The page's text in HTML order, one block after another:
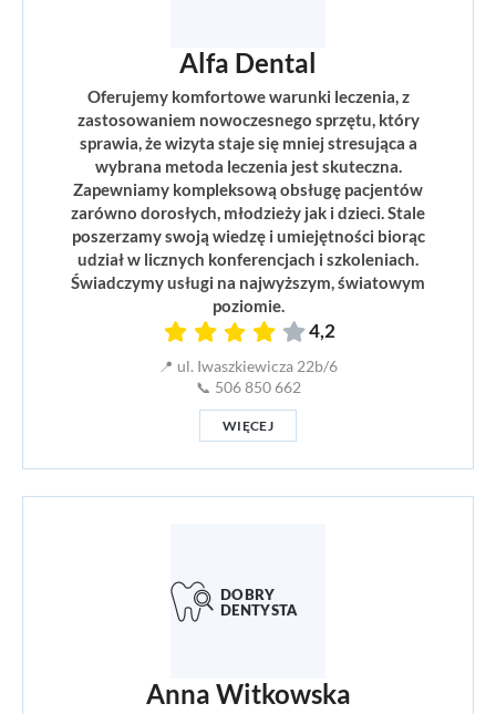
Alfa Dental
Oferujemy komfortowe warunki leczenia, z
zastosowaniem nowoczesnego sprzętu, który
sprawia, że wizyta staje się mniej stresująca a
wybrana metoda leczenia jest skuteczna.
Zapewniamy kompleksową obsługę pacjentów
zarówno dorosłych, młodzieży jak i dzieci. Stale
poszerzamy swoją wiedzę i umiejętności biorąc
udział w licznych konferencjach i szkoleniach.
Świadczymy usługi na najwyższym, światowym
poziomie.
4,2
📍 ul. Iwaszkiewicza 22b/6
📞 506 850 662
WIĘCEJ
Anna Witkowska